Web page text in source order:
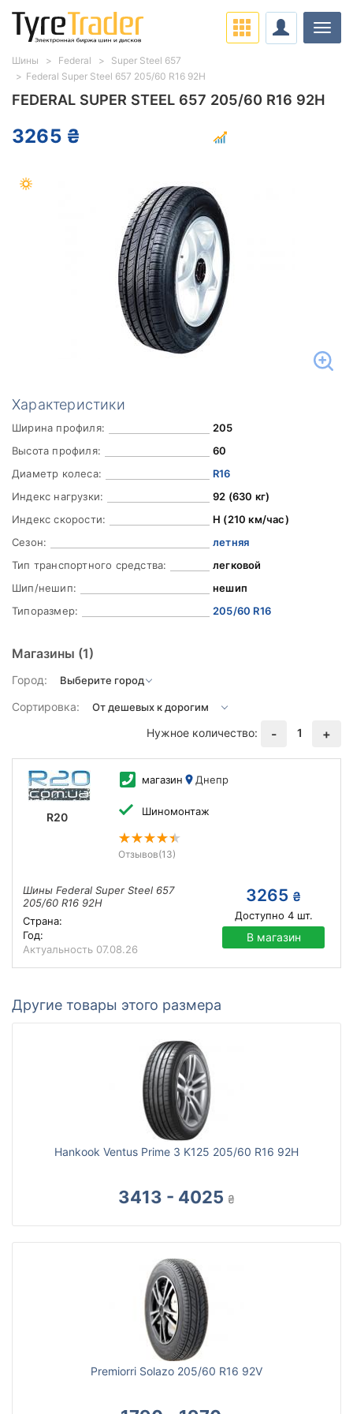
FEDERAL SUPER STEEL 657 205/60 R16 92H
3265 ₴
Характеристики
Ширина профиля:
205
Высота профиля:
60
Диаметр колеса:
R16
Индекс нагрузки:
92 (630 кг)
Индекс скорости:
H (210 км/час)
Сезон:
летняя
Тип транспортного средства:
легковой
Шип/нешип:
нешип
Типоразмер:
205/60 R16
Магазины (1)
Город:
Сортировка:
Нужное количество:
- 1 +
R20
магазин Днепр
Шиномонтаж
Отзывов(13)
Шины Federal Super Steel 657
205/60 R16 92H
Страна:
Год:
Актуальность 07.08.26
3265 ₴
Доступно 4шт.
В магазин
Другие товары этого размера
Hankook Ventus Prime 3 K125 205/60 R16 92H
3413 - 4025 ₴
Premiorri Solazo 205/60 R16 92V
Шины Federal
Super Steel 657
Federal Super Steel 657 205/60 R16 92H